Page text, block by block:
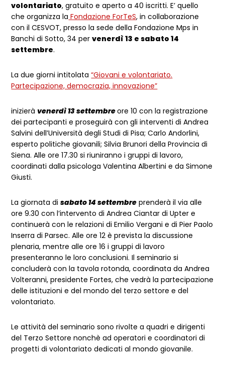
volontariato, gratuito e aperto a 40 iscritti. E’ quello
che organizza la Fondazione ForTeS, in collaborazione
con il CESVOT, presso la sede della Fondazione Mps in
Banchi di Sotto, 34 pervenerdì 13 e sabato 14
settembre.
La due giorni intitolata“Giovani e volontariato.
Partecipazione, democrazia, innovazione”
inizieràvenerdì 13 settembreore 10 con la registrazione
dei partecipanti e proseguirà con gli interventi di Andrea
Salvini dell’Università degli Studi di Pisa; Carlo Andorlini,
esperto politiche giovanili; Silvia Brunori della Provincia di
Siena. Alle ore 17.30 si riuniranno i gruppi di lavoro,
coordinati dalla psicologa Valentina Albertini e da Simone
Giusti.
La giornata disabato 14 settembre prenderà il via alle
ore 9.30 con l’intervento di Andrea Ciantar di Upter e
continuerà con le relazioni di Emilio Vergani e di Pier Paolo
Inserra di Parsec. Alle ore 12 è prevista la discussione
plenaria, mentre alle ore 16 i gruppi di lavoro
presenteranno le loro conclusioni. Il seminario si
concluderà con la tavola rotonda, coordinata da Andrea
Volteranni, presidente Fortes, che vedrà la partecipazione
delle istituzioni e del mondo del terzo settore e del
volontariato.
Le attività del seminario sono rivolte a quadri e dirigenti
del Terzo Settore nonchè ad operatori e coordinatori di
progetti di volontariato dedicati al mondo giovanile.